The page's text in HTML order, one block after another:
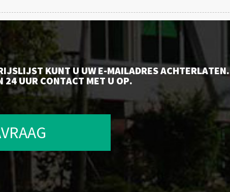
KUNT U UW E-MAILADRES ACHTERLATEN.
24 UUR CONTACT MET U OP.